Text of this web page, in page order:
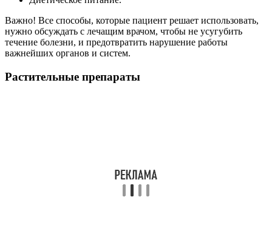
Важно! Все способы, которые пациент решает использовать,
нужно обсуждать с лечащим врачом, чтобы не усугубить
течение болезни, и предотвратить нарушение работы
важнейших органов и систем.
Растительные препараты